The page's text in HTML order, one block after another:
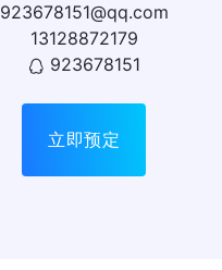
923678151@qq.com
13128872179
923678151
立即预定